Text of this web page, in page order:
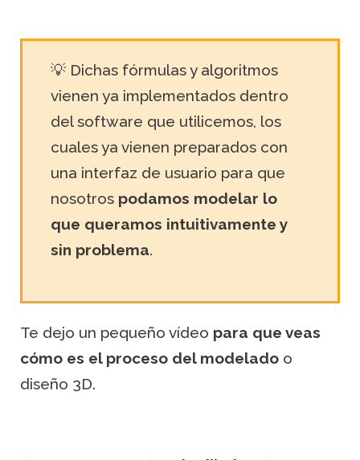
💡 Dichas fórmulas y algoritmos
vienen ya implementados dentro
del software que utilicemos, los
cuales ya vienen preparados con
una interfaz de usuario para que
nosotros podamos modelar lo
que queramos intuitivamente y
sin problema.
Te dejo un pequeño vídeo para que veas
cómo es el proceso del modelado o
diseño 3D.